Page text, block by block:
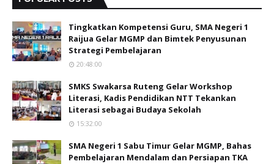
Tingkatkan Kompetensi Guru, SMA Negeri 1
Raijua Gelar MGMP dan Bimtek Penyusunan
Strategi Pembelajaran
20:48:00
SMKS Swakarsa Ruteng Gelar Workshop
Literasi, Kadis Pendidikan NTT Tekankan
Literasi sebagai Budaya Sekolah
15:32:00
SMA Negeri 1 Sabu Timur Gelar MGMP, Bahas
Pembelajaran Mendalam dan Persiapan TKA